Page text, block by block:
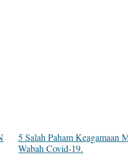
5 Salah Paham Keagamaan
Wabah Covid-19.